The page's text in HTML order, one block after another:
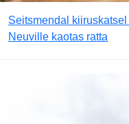
Seitsmendal
Neuville kaotas ratta